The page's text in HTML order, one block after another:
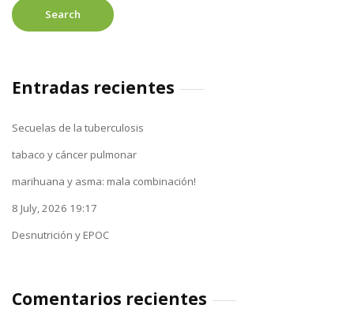
Entradas recientes
Secuelas de la tuberculosis
tabaco y cáncer pulmonar
marihuana y asma: mala combinación!
8 July, 2026 19:17
Desnutrición y EPOC
Comentarios recientes